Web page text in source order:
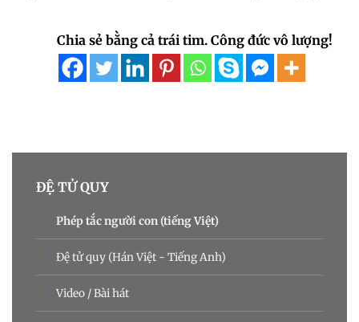
Chia sẻ bằng cả trái tim. Công đức vô lượng!
ĐỆ TỬ QUY
Phép tắc người con (tiếng Việt)
Đệ tử quy (Hán Việt - Tiếng Anh)
Video / Bài hát